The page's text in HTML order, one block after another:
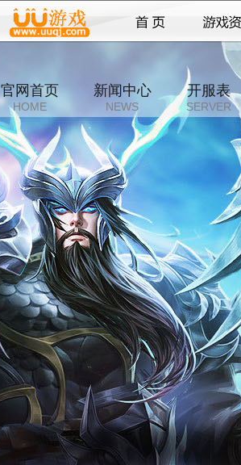
官网首页
HOME
新闻中心
NEWS
开服表
SERVER